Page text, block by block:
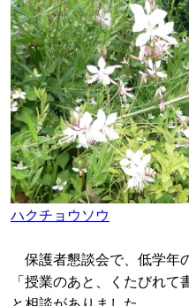
ハクチョウソウ
保護者懇談会で、低学年
「授業のあと、くたびれ